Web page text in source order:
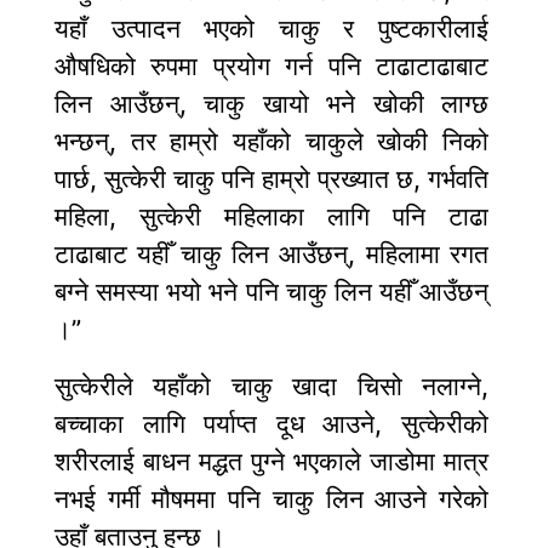
यहाँ उत्पादन भएको चाकु र पुष्टकारीलाई
औषधिको रुपमा प्रयोग गर्न पनि टाढाटाढाबाट
लिन आउँछन्, चाकु खायो भने खोकी लाग्छ
भन्छन्, तर हाम्रो यहाँको चाकुले खोकी निको
पार्छ, सुत्केरी चाकु पनि हाम्रो प्रख्यात छ, गर्भवति
महिला, सुत्केरी महिलाका लागि पनि टाढा
टाढाबाट यहीँ चाकु लिन आउँछन्, महिलामा रगत
बग्ने समस्या भयो भने पनि चाकु लिन यहीँ आउँछन्
।”
सुत्केरीले यहाँको चाकु खादा चिसो नलाग्ने,
बच्चाका लागि पर्याप्त दूध आउने, सुत्केरीको
शरीरलाई बाधन मद्धत पुग्ने भएकाले जाडोमा मात्र
नभई गर्मी मौषममा पनि चाकु लिन आउने गरेको
उहाँ बताउनु हुन्छ ।